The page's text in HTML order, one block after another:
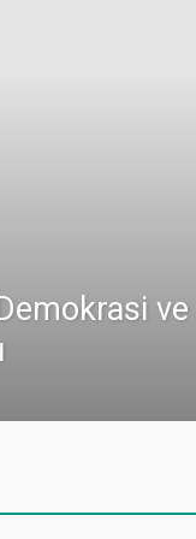
ve